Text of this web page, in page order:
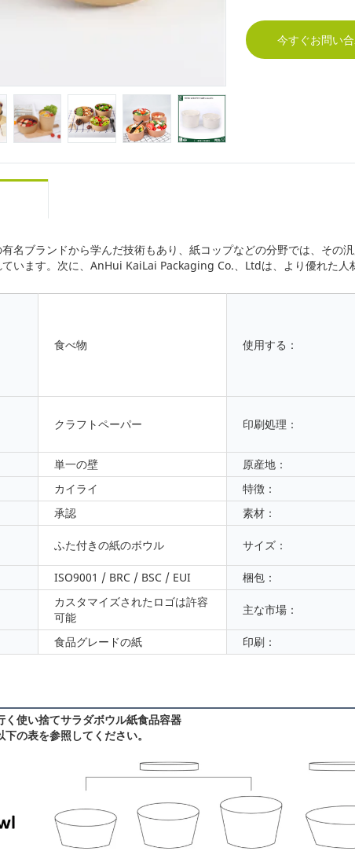
今すぐお問い
名ブランドから学んだ技術もあり、紙コップなどの分野では、その
います。次に、AnHui KaiLai Packaging Co.、Ltdは、より優れた
食べ物 使用する：
クラフトペーパー 印刷処理：
単一の壁 原産地：
カイライ 特徴：
承認 素材：
ふた付きの紙のボウル サイズ：
ISO9001 / BRC / BSC / EUI 梱包：
カスタマイズされたロゴは許容
可能
主な市場：
食品グレードの紙 印刷：
く使い捨てサラダボウル紙食品容器
の表を参照してください。